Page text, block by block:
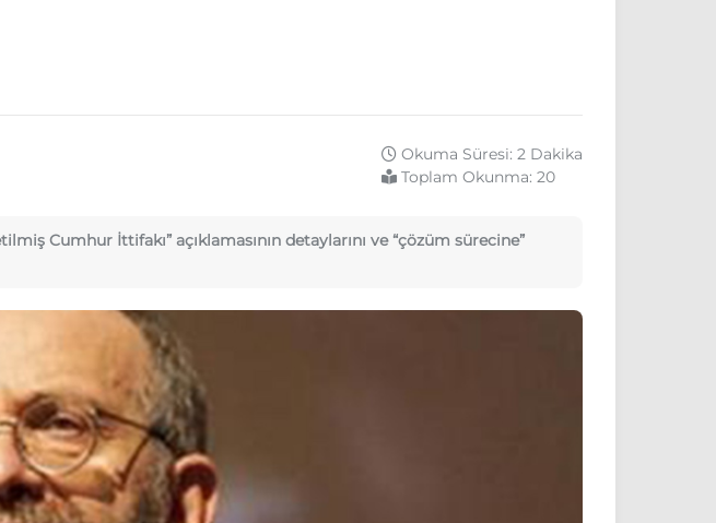
Okuma Süresi: 2 Dakika
Toplam Okunma: 20
Cumhur İttifakı” açıklamasının detaylarını ve “çözüm sürecine”